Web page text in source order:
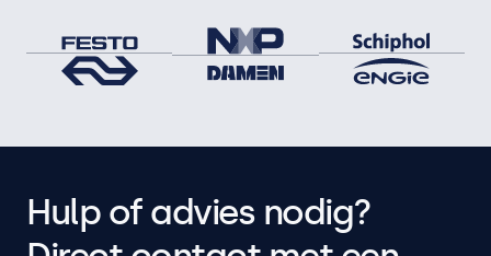
Hulp of advies nodig?